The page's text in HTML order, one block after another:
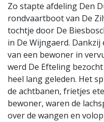
Zo stapte afdeling Den
rondvaartboot van De
tochtje door De
in De Wijngaerd.
van een bewoner in
werd De Efteling
heel lang geleden. Het
de achtbanen, frietjes
bewoner, waren de
over de wangen en